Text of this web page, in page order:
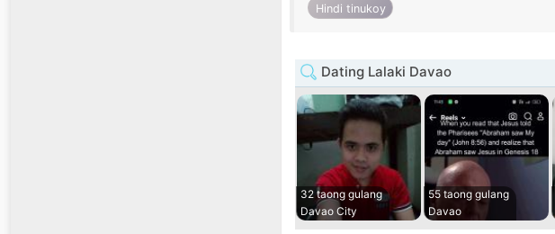
Hindi tinukoy
Dating Lalaki Davao
32 taong gulang
Davao City
55 taong gulang
Davao